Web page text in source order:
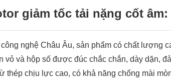
giảm tốc tải nặng cốt âm:
nghệ Châu Âu, sản phẩm có chất lượng
vỏ và hộp số được đúc chắc chắn, dày dặn,
thép chịu lực cao, có khả năng chống mài